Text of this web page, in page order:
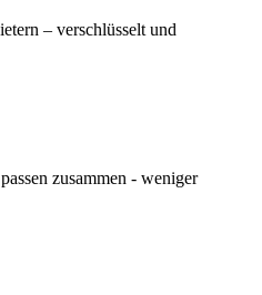
– verschlüsselt und
zusammen - weniger